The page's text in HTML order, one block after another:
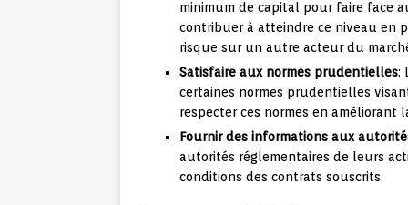
minimum de capital pour faire face
contribuer à atteindre ce niveau en
risque sur un autre acteur du
Satisfaire aux normes prudentielles:
certaines normes prudentielles
respecter ces normes en améliorant
Fournir des informations aux
autorités réglementaires de leurs
conditions des contrats souscrits.